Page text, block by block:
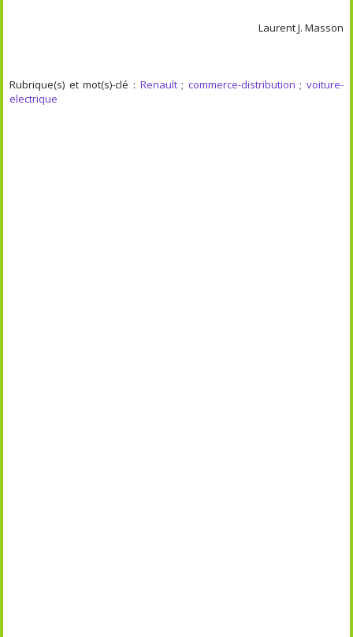
Laurent J. Masson
Rubrique(s) et mot(s)-clé : Renault; commerce-distribution ; voiture-
electrique